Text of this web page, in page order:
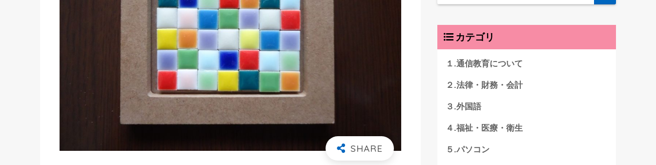
カテゴリ
１.通信教育について
２.法律・財務・会計
３.外国語
４.福祉・医療・衛生
５.パソコン